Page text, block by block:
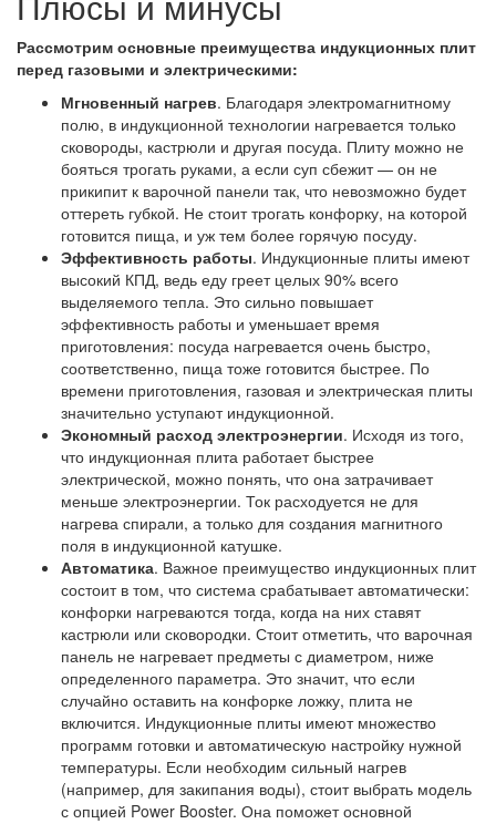
Рассмотрим основные преимущества индукционных плит
перед газовыми и электрическими:
Мгновенный нагрев. Благодаря электромагнитному
полю, в индукционной технологии нагревается только
сковороды, кастрюли и другая посуда. Плиту можно не
бояться трогать руками, а если суп сбежит — он не
прикипит к варочной панели так, что невозможно будет
оттереть губкой. Не стоит трогать конфорку, на которой
готовится пища, и уж тем более горячую посуду.
Эффективность работы. Индукционные плиты имеют
высокий КПД, ведь еду греет целых 90% всего
выделяемого тепла. Это сильно повышает
эффективность работы и уменьшает время
приготовления: посуда нагревается очень быстро,
соответственно, пища тоже готовится быстрее. По
времени приготовления, газовая и электрическая плиты
значительно уступают индукционной.
Экономный расход электроэнергии. Исходя из того,
что индукционная плита работает быстрее
электрической, можно понять, что она затрачивает
меньше электроэнергии. Ток расходуется не для
нагрева спирали, а только для создания магнитного
поля в индукционной катушке.
Автоматика. Важное преимущество индукционных плит
состоит в том, что система срабатывает автоматически:
конфорки нагреваются тогда, когда на них ставят
кастрюли или сковородки. Стоит отметить, что варочная
панель не нагревает предметы с диаметром, ниже
определенного параметра. Это значит, что если
случайно оставить на конфорке ложку, плита не
включится. Индукционные плиты имеют множество
программ готовки и автоматическую настройку нужной
температуры. Если необходим сильный нагрев
(например, для закипания воды), стоит выбрать модель
с опцией Power Booster. Она поможет основной